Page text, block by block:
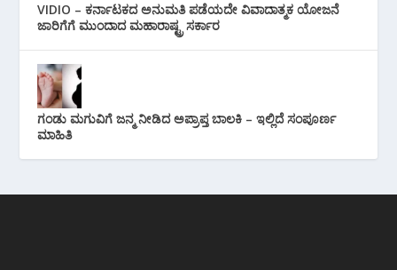
VIDIO – ಕರ್ನಾಟಕದ ಅನುಮತಿ ಪಡೆಯದೇ ವಿವಾದಾತ್ಮಕ ಯೋಜನೆ
ಜಾರಿಗೆಗೆ ಮುಂದಾದ ಮಹಾರಾಷ್ಟ್ರ ಸರ್ಕಾರ
ಗಂಡು ಮಗುವಿಗೆ ಜನ್ಮ ನೀಡಿದ ಅಪ್ರಾಪ್ತ ಬಾಲಕಿ – ಇಲ್ಲಿದೆ ಸಂಪೂರ್ಣ
ಮಾಹಿತಿ